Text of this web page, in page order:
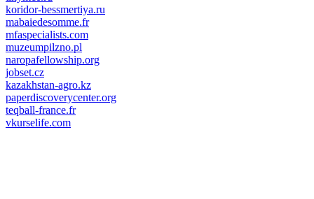
koridor-bessmertiya.ru
mabaiedesomme.fr
mfaspecialists.com
muzeumpilzno.pl
naropafellowship.org
jobset.cz
kazakhstan-agro.kz
paperdiscoverycenter.org
teqball-france.fr
vkurselife.com